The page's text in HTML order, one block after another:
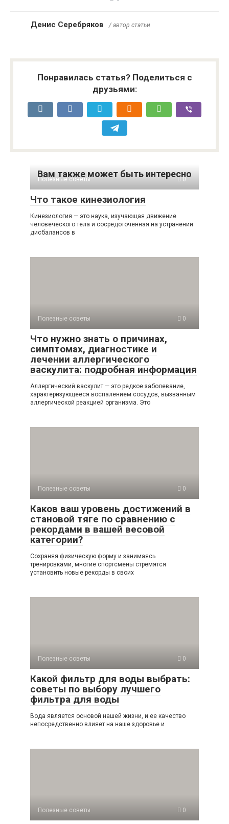
Денис Серебряков / автор статьи
Понравилась статья? Поделиться с
друзьями:
Вам также может быть интересно
Полезные советы 0
Что такое кинезиология
Кинезиология — это наука, изучающая движение
человеческого тела и сосредоточенная на устранении
дисбалансов в
Полезные советы 0
Что нужно знать о причинах,
симптомах, диагностике и
лечении аллергического
васкулита: подробная информация
Аллергический васкулит — это редкое заболевание,
характеризующееся воспалением сосудов, вызванным
аллергической реакцией организма. Это
Полезные советы 0
Каков ваш уровень достижений в
становой тяге по сравнению с
рекордами в вашей весовой
категории?
Сохраняя физическую форму и занимаясь
тренировками, многие спортсмены стремятся
установить новые рекорды в своих
Полезные советы 0
Какой фильтр для воды выбрать:
советы по выбору лучшего
фильтра для воды
Вода является основой нашей жизни, и ее качество
непосредственно влияет на наше здоровье и
Полезные советы 0